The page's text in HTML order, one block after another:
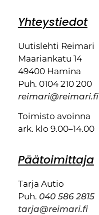
Yhteystiedot
Uutislehti Reimari
Maariankatu 14
49400 Hamina
Puh. 0104 210 200
reimari@reimari.fi
Toimisto avoinna
ark. klo 9.00–14.00
Päätoimittaja
Tarja Autio
Puh. 040 586 2815
tarja@reimari.fi